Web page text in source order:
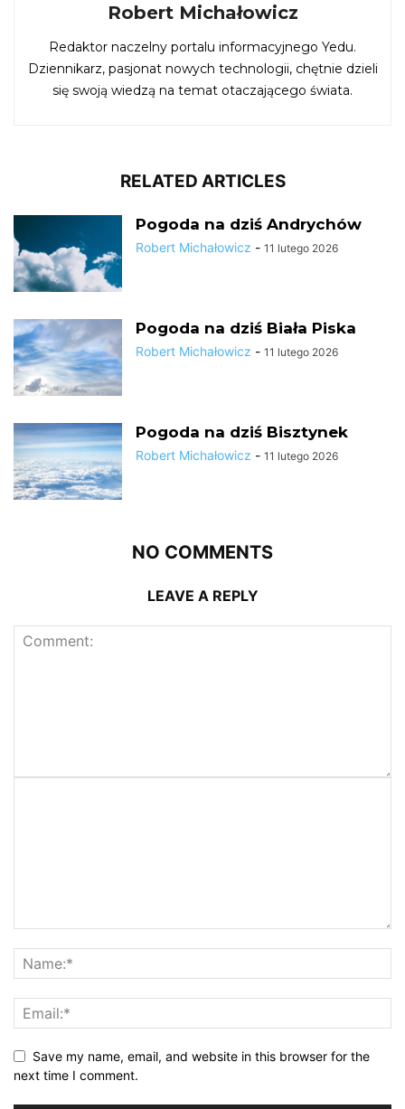
Robert Michałowicz
Redaktor naczelny portalu informacyjnego Yedu.
Dziennikarz, pasjonat nowych technologii, chętnie dzieli
się swoją wiedzą na temat otaczającego świata.
RELATED ARTICLES
Pogoda na dziś Andrychów
Robert Michałowicz - 11 lutego 2026
Pogoda na dziś Biała Piska
Robert Michałowicz - 11 lutego 2026
Pogoda na dziś Bisztynek
Robert Michałowicz - 11 lutego 2026
NO COMMENTS
LEAVE A REPLY
Save my name, email, and website in this browser for the
next time I comment.